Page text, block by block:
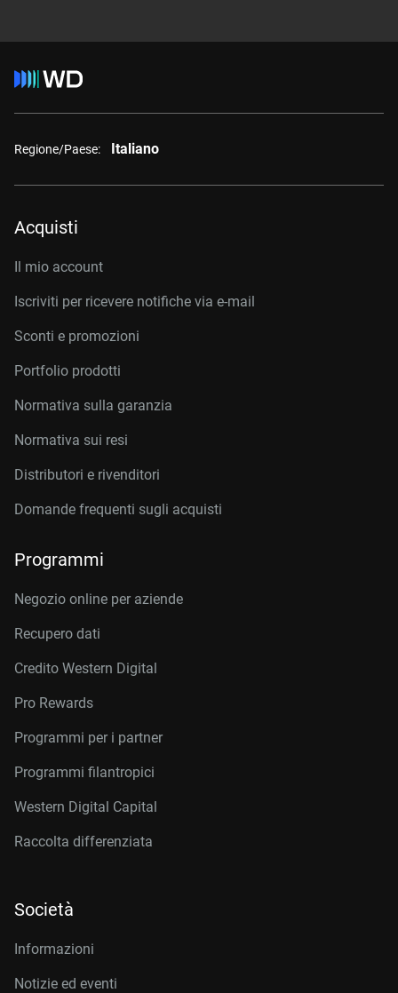
Regione/Paese: Italiano
Acquisti
Il mio account
Iscriviti per ricevere notifiche via e-mail
Sconti e promozioni
Portfolio prodotti
Normativa sulla garanzia
Normativa sui resi
Distributori e rivenditori
Domande frequenti sugli acquisti
Programmi
Negozio online per aziende
Recupero dati
Credito Western Digital
Pro Rewards
Programmi per i partner
Programmi filantropici
Western Digital Capital
Raccolta differenziata
Società
Informazioni
Notizie ed eventi